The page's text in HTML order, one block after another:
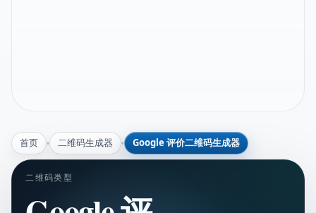
首页 二维码生成器 Google 评价二维码生成器
二维码类型